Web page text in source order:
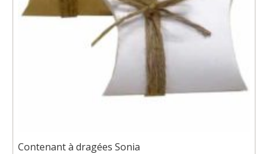
Contenant à dragées Sonia